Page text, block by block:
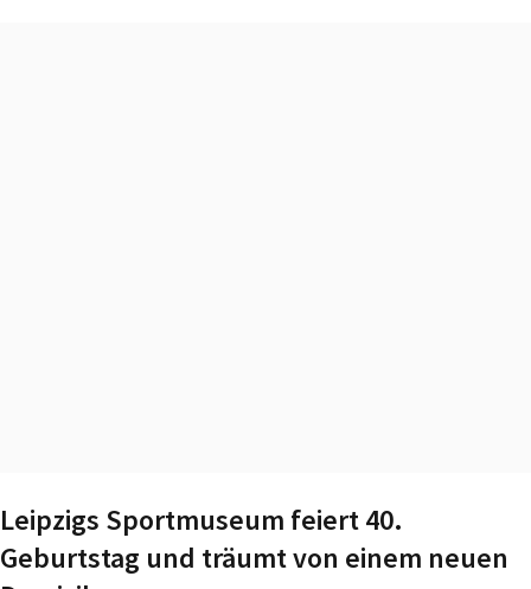
Leipzigs Sportmuseum feiert 40.
Geburtstag und träumt von einem neuen